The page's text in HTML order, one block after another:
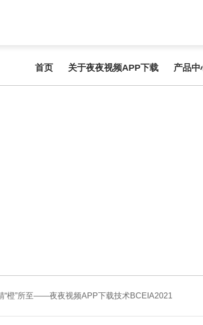
cache/97/6a39f/b2672.html): failed to open
首页 关于夜夜视频APP下载 产品中
“橙”所至——夜夜视频APP下载技术BCEIA2021